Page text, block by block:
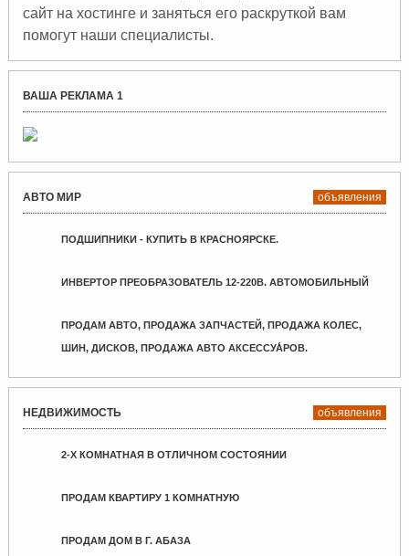
сайт на хостинге и заняться его раскруткой вам
помогут наши специалисты.
ВАША РЕКЛАМА 1
АВТО МИР объявления
ПОДШИПНИКИ - КУПИТЬ В КРАСНОЯРСКЕ.
ИНВЕРТОР ПРЕОБРАЗОВАТЕЛЬ 12-220В. АВТОМОБИЛЬНЫЙ
ПРОДАМ АВТО, ПРОДАЖА ЗАПЧАСТЕЙ, ПРОДАЖА КОЛЕС,
ШИН, ДИСКОВ, ПРОДАЖА АВТО АКСЕССУА́РОВ.
НЕДВИЖИМОСТЬ объявления
2-Х КОМНАТНАЯ В ОТЛИЧНОМ СОСТОЯНИИ
ПРОДАМ КВАРТИРУ 1 КОМНАТНУЮ
ПРОДАМ ДОМ В Г. АБАЗА